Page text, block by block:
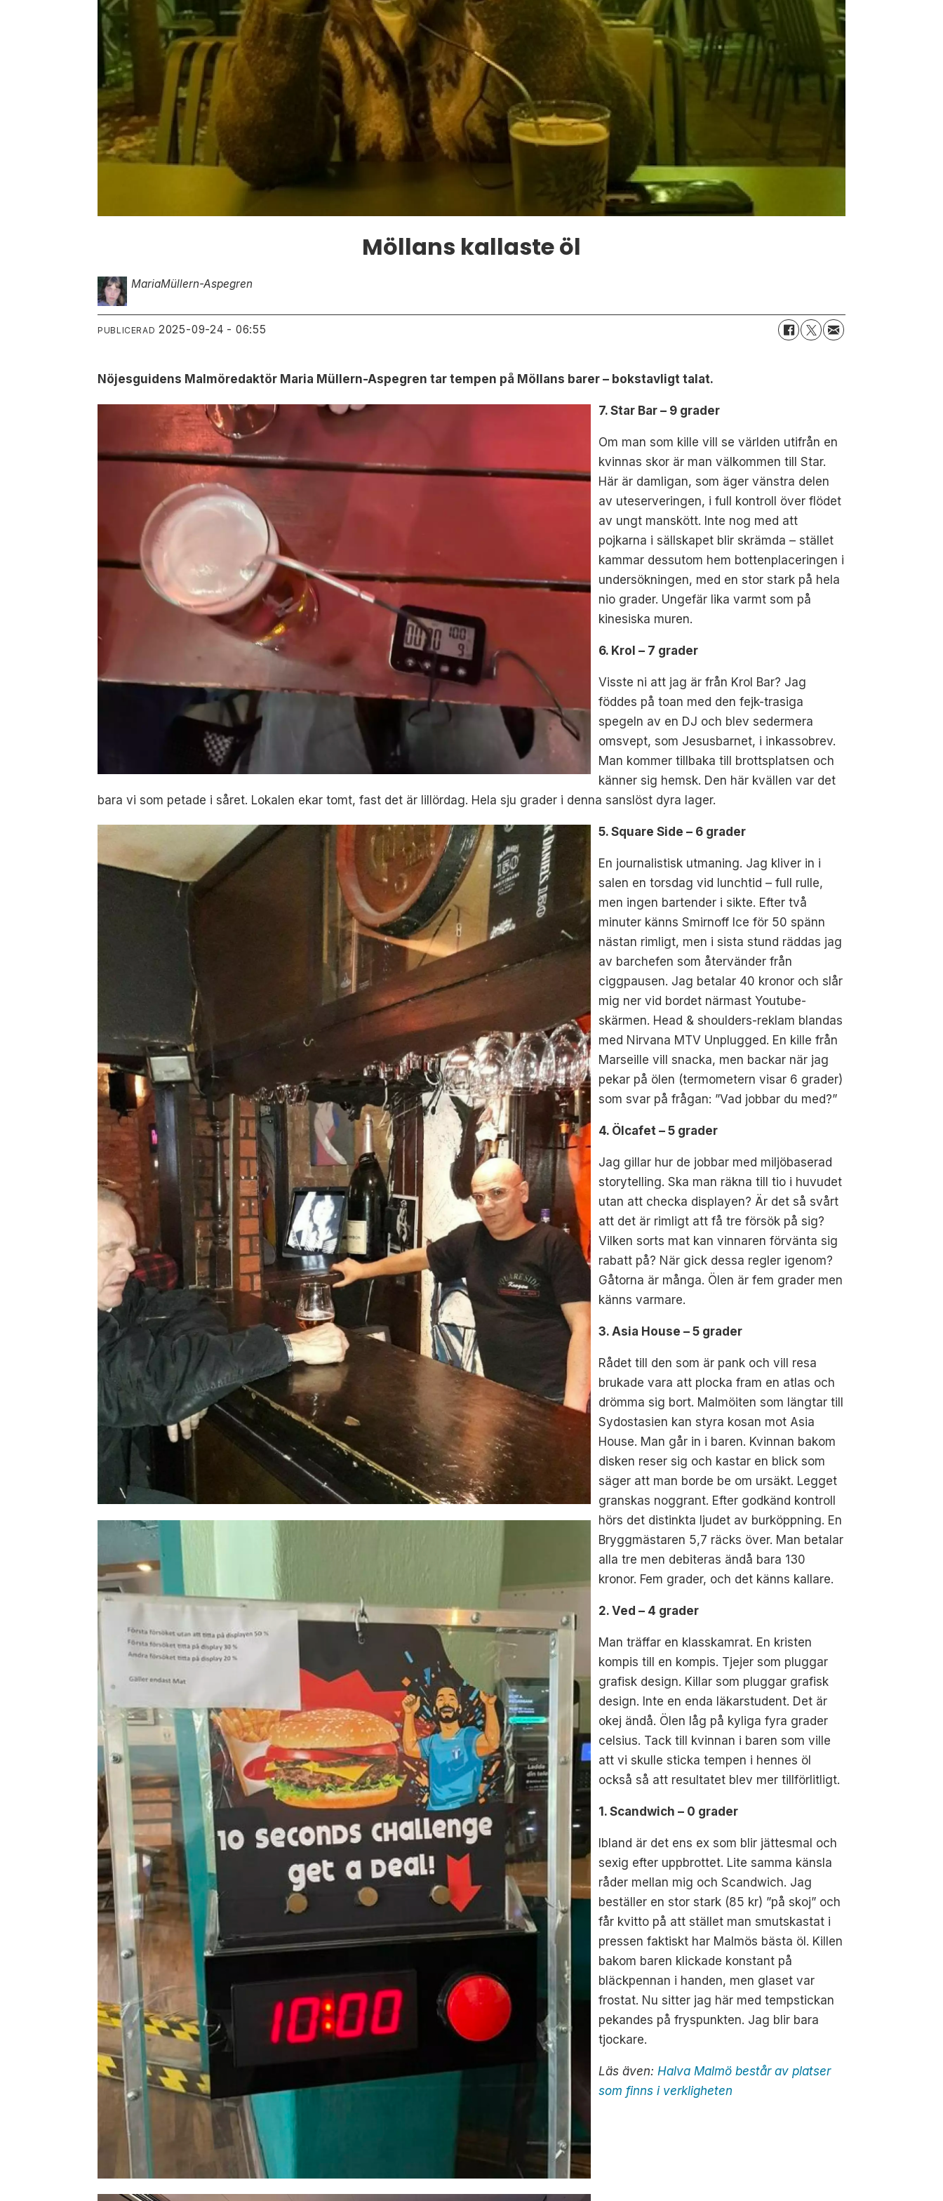
Möllans kallaste öl
MariaMüllern-Aspegren
PUBLICERAD 2025-09-24 - 06:55
Nöjesguidens Malmöredaktör Maria Müllern-Aspegren tar tempen på Möllans barer – bokstavligt talat.
7. Star Bar – 9 grader
Om man som kille vill se världen utifrån en
kvinnas skor är man välkommen till Star.
Här är damligan, som äger vänstra delen
av uteserveringen, i full kontroll över flödet
av ungt manskött. Inte nog med att
pojkarna i sällskapet blir skrämda – stället
kammar dessutom hem bottenplaceringen i
undersökningen, med en stor stark på hela
nio grader. Ungefär lika varmt som på
kinesiska muren.
6. Krol – 7 grader
Visste ni att jag är från Krol Bar? Jag
föddes på toan med den fejk-trasiga
spegeln av en DJ och blev sedermera
omsvept, som Jesusbarnet, i inkassobrev.
Man kommer tillbaka till brottsplatsen och
känner sig hemsk. Den här kvällen var det
bara vi som petade i såret. Lokalen ekar tomt, fast det är lillördag. Hela sju grader i denna sanslöst dyra lager.
5. Square Side – 6 grader
En journalistisk utmaning. Jag kliver in i
salen en torsdag vid lunchtid – full rulle,
men ingen bartender i sikte. Efter två
minuter känns Smirnoff Ice för 50 spänn
nästan rimligt, men i sista stund räddas jag
av barchefen som återvänder från
ciggpausen. Jag betalar 40 kronor och slår
mig ner vid bordet närmast Youtube-
skärmen. Head & shoulders-reklam blandas
med Nirvana MTV Unplugged. En kille från
Marseille vill snacka, men backar när jag
pekar på ölen (termometern visar 6 grader)
som svar på frågan: ”Vad jobbar du med?”
4. Ölcafet – 5 grader
Jag gillar hur de jobbar med miljöbaserad
storytelling. Ska man räkna till tio i huvudet
utan att checka displayen? Är det så svårt
att det är rimligt att få tre försök på sig?
Vilken sorts mat kan vinnaren förvänta sig
rabatt på? När gick dessa regler igenom?
Gåtorna är många. Ölen är fem grader men
känns varmare.
3. Asia House – 5 grader
Rådet till den som är pank och vill resa
brukade vara att plocka fram en atlas och
drömma sig bort. Malmöiten som längtar till
Sydostasien kan styra kosan mot Asia
House. Man går in i baren. Kvinnan bakom
disken reser sig och kastar en blick som
säger att man borde be om ursäkt. Legget
granskas noggrant. Efter godkänd kontroll
hörs det distinkta ljudet av burköppning. En
Bryggmästaren 5,7 räcks över. Man betalar
alla tre men debiteras ändå bara 130
kronor. Fem grader, och det känns kallare.
2. Ved – 4 grader
Man träffar en klasskamrat. En kristen
kompis till en kompis. Tjejer som pluggar
grafisk design. Killar som pluggar grafisk
design. Inte en enda läkarstudent. Det är
okej ändå. Ölen låg på kyliga fyra grader
celsius. Tack till kvinnan i baren som ville
att vi skulle sticka tempen i hennes öl
också så att resultatet blev mer tillförlitligt.
1. Scandwich – 0 grader
Ibland är det ens ex som blir jättesmal och
sexig efter uppbrottet. Lite samma känsla
råder mellan mig och Scandwich. Jag
beställer en stor stark (85 kr) ”på skoj” och
får kvitto på att stället man smutskastat i
pressen faktiskt har Malmös bästa öl. Killen
bakom baren klickade konstant på
bläckpennan i handen, men glaset var
frostat. Nu sitter jag här med tempstickan
pekandes på fryspunkten. Jag blir bara
tjockare.
Läs även: Halva Malmö består av platser
som finns i verkligheten